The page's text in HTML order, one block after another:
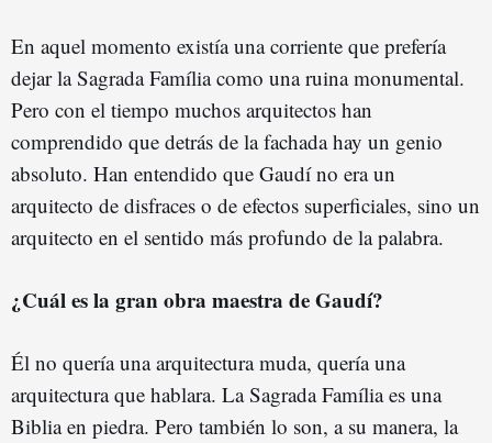
En aquel momento existía una corriente que prefería
dejar la Sagrada Família como una ruina monumental.
Pero con el tiempo muchos arquitectos han
comprendido que detrás de la fachada hay un genio
absoluto. Han entendido que Gaudí no era un
arquitecto de disfraces o de efectos superficiales, sino un
arquitecto en el sentido más profundo de la palabra.
¿Cuál es la gran obra maestra de Gaudí?
Él no quería una arquitectura muda, quería una
arquitectura que hablara. La Sagrada Família es una
Biblia en piedra. Pero también lo son, a su manera, la